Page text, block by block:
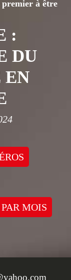
premier à être
:
DU
EN
MOIS